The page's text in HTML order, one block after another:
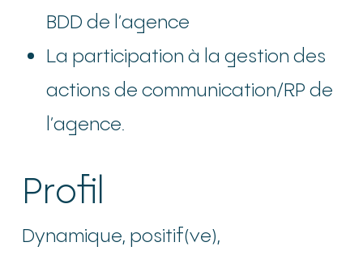
BDD de l’agence
La participation à la gestion des
actions de communication/RP de
l’agence.
Profil
Dynamique, positif(ve),